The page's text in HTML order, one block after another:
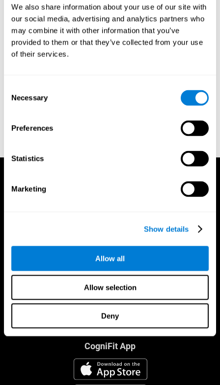
We also share information about your use of our site with
our social media, advertising and analytics partners who
may combine it with other information that you’ve
provided to them or that they’ve collected from your use
of their services.
Selection
Necessary
Preferences
Statistics
Marketing
Show details
Allow all
Allow selection
Deny
CogniFit App